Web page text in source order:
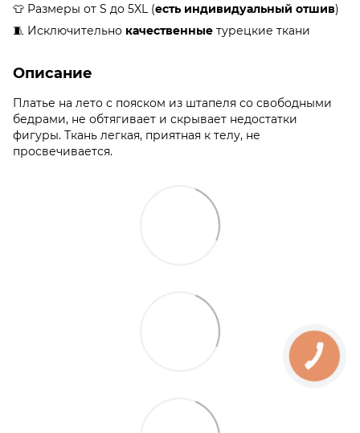
👕 Размеры от S до 5XL (есть индивидуальный отшив)
🧵 Исключительно качественные турецкие ткани
Описание
Платье на лето с пояском из штапеля со свободными
бедрами, не обтягивает и скрывает недостатки
фигуры. Ткань легкая, приятная к телу, не
просвечивается.